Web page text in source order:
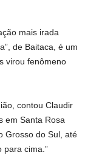
mais irada
de Baitaca, é um
virou fenômeno
contou Claudir
em Santa Rosa
Grosso do Sul, até
para cima.”